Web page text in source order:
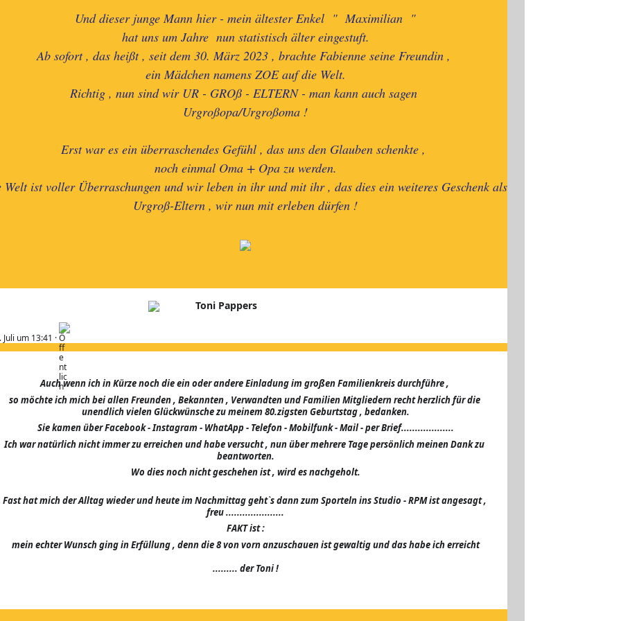
Und dieser junge Mann hier - mein ältester Enkel " Maximilian "
hat uns um Jahre nun statistisch älter eingestuft.
Ab sofort , das heißt , seit dem 30. März 2023 , brachte Fabienne seine Freundin ,
ein Mädchen namens ZOE auf die Welt.
Richtig , nun sind wir UR - GROß - ELTERN - man kann auch sagen
Urgroßopa/Urgroßoma !
Erst war es ein überraschendes Gefühl , das uns den Glauben schenkte ,
noch einmal Oma + Opa zu werden.
Welt ist voller Überraschungen und wir leben in ihr und mit ihr , das dies ein weiteres Geschenk als
Urgroß-Eltern , wir nun mit erleben dürfen !
Toni Pappers
Juli um 13:41 ·
M
it
Ö
ff
e
nt
lic
h
g
lt
Auch wenn ich in Kürze noch die ein oder andere Einladung im großen Familienkreis durchführe ,
so möchte ich mich bei allen Freunden , Bekannten , Verwandten und Familien Mitgliedern recht herzlich für die
unendlich vielen Glückwünsche zu meinem 80.zigsten Geburtstag , bedanken.
Sie kamen über Facebook - Instagram - WhatApp - Telefon - Mobilfunk - Mail - per Brief...................
Ich war natürlich nicht immer zu erreichen und habe versucht , nun über mehrere Tage persönlich meinen Dank zu
beantworten.
Wo dies noch nicht geschehen ist , wird es nachgeholt.
Fast hat mich der Alltag wieder und heute im Nachmittag geht`s dann zum Sporteln ins Studio - RPM ist angesagt ,
freu .....................
FAKT ist :
mein echter Wunsch ging in Erfüllung , denn die 8 von vorn anzuschauen ist gewaltig und das habe ich erreicht
......... der Toni !